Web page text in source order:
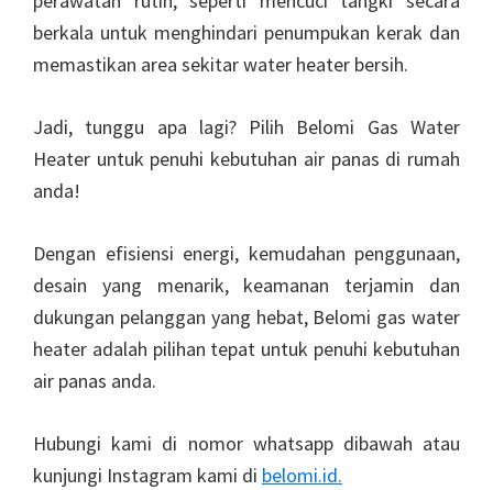
berkala untuk menghindari penumpukan kerak dan
memastikan area sekitar water heater bersih.
Jadi, tunggu apa lagi? Pilih Belomi Gas Water
Heater untuk penuhi kebutuhan air panas di rumah
anda!
Dengan efisiensi energi, kemudahan penggunaan,
desain yang menarik, keamanan terjamin dan
dukungan pelanggan yang hebat, Belomi gas water
heater adalah pilihan tepat untuk penuhi kebutuhan
air panas anda.
Hubungi kami di nomor whatsapp dibawah atau
kunjungi Instagram kami di belomi.id.